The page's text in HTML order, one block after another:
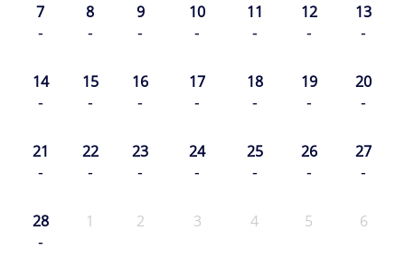
7
-
8
-
9
-
10
-
11
-
12
-
13
-
14
-
15
-
16
-
17
-
18
-
19
-
20
-
21
-
22
-
23
-
24
-
25
-
26
-
27
-
28
-
1 2 3 4 5 6